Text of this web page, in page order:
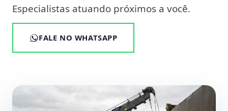
Especialistas atuando próximos a você.
FALE NO WHATSAPP